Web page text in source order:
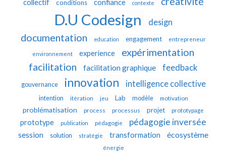
collectif conditions confiance contexte
D.U Codesign design
documentation education engagement entrepreneur
environnement experience
expérimentation
facilitation
facilitation graphique feedback
gouvernance innovation intelligence collective
intention itération jeu Lab modèle motivation
problématisation process processus projet prototypage
prototype publication pédagogie pédagogie inversée
session solution stratégie transformation écosystème
énergie